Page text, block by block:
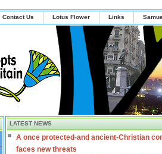
Contact Us Lotus Flower Links
LATEST NEWS
A once protected-and ancient-Christian
faces new threats